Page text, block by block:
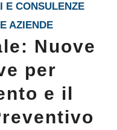
E CONSULENZE
AZIENDE
Nuove
per
e il